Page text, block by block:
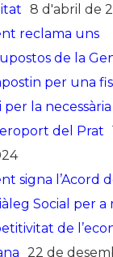
8 d'abril de
reclama uns
de la
per una
per la
del Prat
signa l’Acord
Social per a
de
22 de